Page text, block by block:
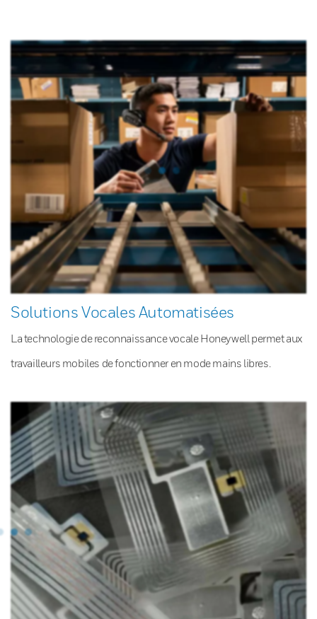
Solutions Vocales Automatisées
La technologie de reconnaissance vocale Honeywell permet aux
travailleurs mobiles de fonctionner en mode mains libres.